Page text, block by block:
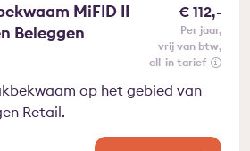
MiFID II
Beleggen
€ 112,-
per jaar
vrij van btw
all-in tarief
op het gebied van
Retail.